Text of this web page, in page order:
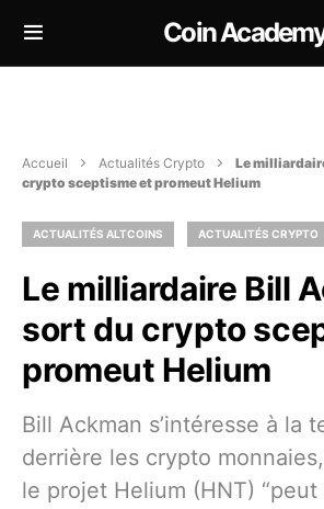
Coin
Accueil Actualités Crypto
Le
crypto sceptisme et promeut Helium
ACTUALITÉS ALTCOINS ACTUALITÉS CRYPTO
Le milliardaire Bill
sort du crypto
promeut Helium
Bill Ackman s’intéresse à la
derrière les crypto
le projet Helium (HNT)